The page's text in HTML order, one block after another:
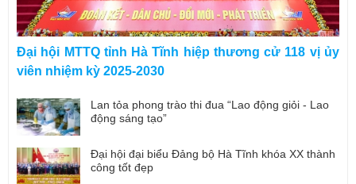
Đại hội MTTQ tỉnh Hà Tĩnh hiệp thương cử 118 vị ủy
viên nhiệm kỳ 2025-2030
Lan tỏa phong trào thi đua “Lao động giỏi - Lao
động sáng tạo”
Đại hội đại biểu Đảng bộ Hà Tĩnh khóa XX thành
công tốt đẹp